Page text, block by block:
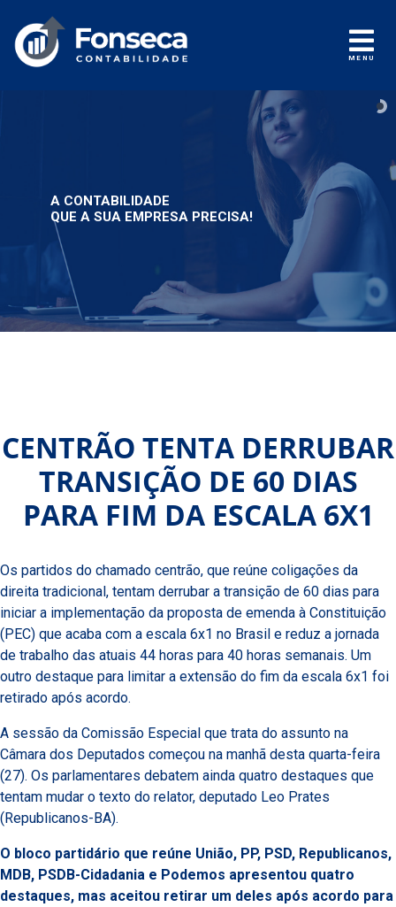
MENU
A CONTABILIDADE
QUE A SUA EMPRESA PRECISA!
CENTRÃO TENTA DERRUBAR
TRANSIÇÃO DE 60 DIAS
PARA FIM DA ESCALA 6X1
Os partidos do chamado centrão, que reúne coligações da
direita tradicional, tentam derrubar a transição de 60 dias para
iniciar a implementação da proposta de emenda à Constituição
(PEC) que acaba com a escala 6x1 no Brasil e reduz a jornada
de trabalho das atuais 44 horas para 40 horas semanais. Um
outro destaque para limitar a extensão do fim da escala 6x1 foi
retirado após acordo.
A sessão da Comissão Especial que trata do assunto na
Câmara dos Deputados começou na manhã desta quarta-feira
(27). Os parlamentares debatem ainda quatro destaques que
tentam mudar o texto do relator, deputado Leo Prates
(Republicanos-BA).
O bloco partidário que reúne União, PP, PSD, Republicanos,
MDB, PSDB-Cidadania e Podemos apresentou quatro
destaques, mas aceitou retirar um deles após acordo para